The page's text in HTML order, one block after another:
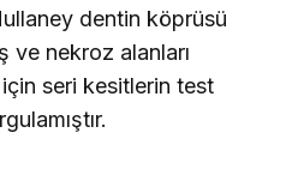
dentin köprüsü
ve nekroz alanları
seri kesitlerin test